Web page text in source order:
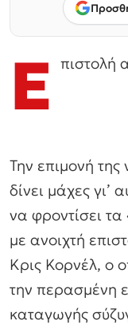
Ε πιστολή
Την επιμονή
δίνει μάχες γι’
να φροντίσει
με ανοιχτή
Κρις Κορνέλ, ο
την περασμένη
καταγωγής